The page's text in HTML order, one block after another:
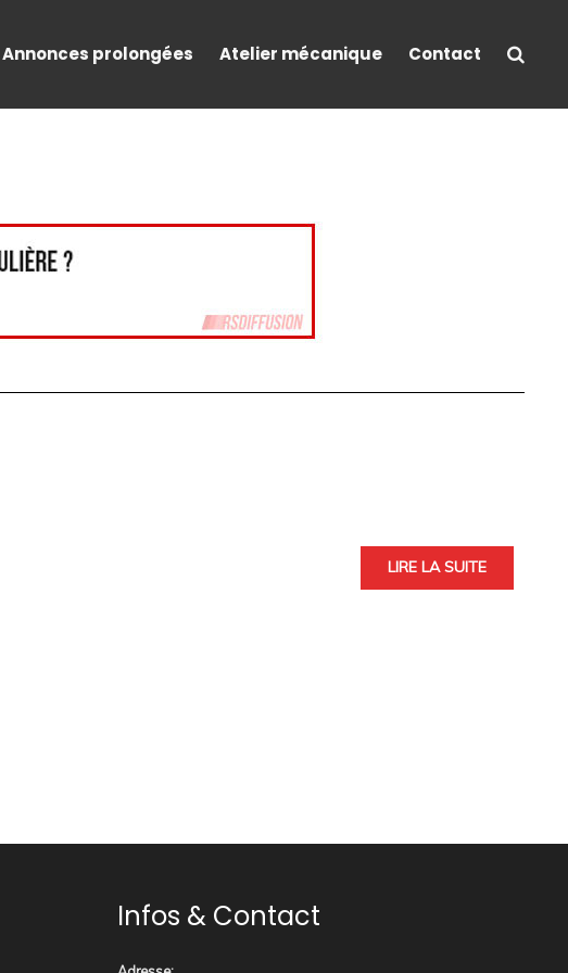
Annonces prolongées Atelier mécanique Contact
LIRE LA SUITE
Infos & Contact